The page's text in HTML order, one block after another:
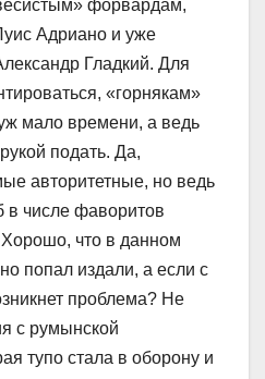
форвардам,
Адриано и уже
Гладкий. Для
«горнякам»
мало времени, а ведь
подать. Да,
авторитетные, но ведь
в числе фаворитов
Хорошо, что в данном
попал издали, а если с
проблема? Не
с румынской
тупо стала в оборону и